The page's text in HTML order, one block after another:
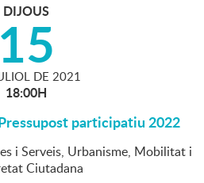
DIJOUS
15
DE 2021
18:00H
participatiu 2022
i Serveis, Urbanisme, Mobilitat i
Ciutadana